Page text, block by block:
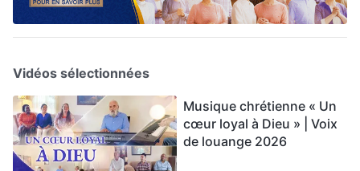
Vidéos sélectionnées
Musique chrétienne « Un
cœur loyal à Dieu » | Voix
de louange 2026